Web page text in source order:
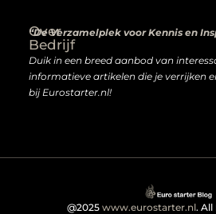
Over
Bedrijf
“De Verzamelplek voor Kennis en
Duik in een breed aanbod van
informatieve artikelen die je verrijken
bij Eurostarter.nl!
@2025 www.eurostarter.nl. All